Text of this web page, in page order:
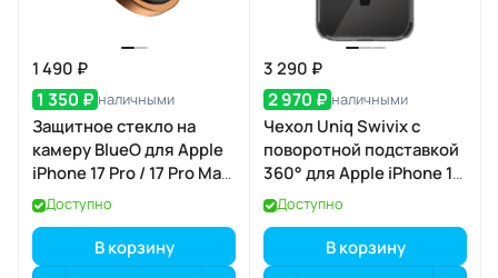
1 490 ₽
1 350 ₽ наличными
Защитное стекло на
камеру BlueO для Apple
iPhone 17 Pro / 17 Pro Max,
Aluminium, 3 шт., Orange
(оранжевый), с
аппликатором
Доступно
В корзину
3 290 ₽
2 970 ₽ наличными
Чехол Uniq Swivix с
поворотной подставкой
360° для Apple iPhone 17
Pro, Carbon Black
(карбоновый чёрный),
MagSafe
Доступно
В корзину